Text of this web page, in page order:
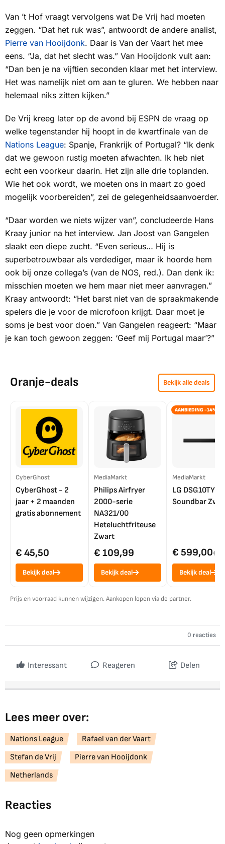
Van ’t Hof vraagt vervolgens wat De Vrij had moeten
zeggen. “Dat het ruk was”, antwoordt de andere analist,
Pierre van Hooijdonk. Daar is Van der Vaart het mee
eens. “Ja, dat het slecht was.” Van Hooijdonk vult aan:
“Dan ben je na vijftien seconden klaar met het interview.
Het was namelijk niet om aan te gluren. We hebben naar
helemaal niks zitten kijken.”
De Vrij kreeg later op de avond bij ESPN de vraag op
welke tegenstander hij hoopt in de kwartfinale van de
Nations League: Spanje, Frankrijk of Portugal? “Ik denk
dat we gewoon rustig moeten afwachten. Ik heb niet
echt een voorkeur daarin. Het zijn alle drie toplanden.
Wie het ook wordt, we moeten ons in maart zo goed
mogelijk voorbereiden”, zei de gelegenheidsaanvoerder.
“Daar worden we niets wijzer van”, concludeerde Hans
Kraay junior na het interview. Jan Joost van Gangelen
slaakt een diepe zucht. “Even serieus… Hij is
superbetrouwbaar als verdediger, maar ik hoorde hem
ook bij onze collega’s (van de NOS, red.). Dan denk ik:
misschien moeten we hem maar niet meer aanvragen.”
Kraay antwoordt: “Het barst niet van de spraakmakende
spelers die je voor de microfoon krijgt. Daar moet je
soms je best voor doen.” Van Gangelen reageert: “Maar
je kan toch gewoon zeggen: ‘Geef mij Portugal maar’?”
Oranje-deals Bekijk alle deals
CyberGhost
CyberGhost - 2
jaar + 2 maanden
gratis abonnement
€ 45,50
Bekijk deal
MediaMarkt
Philips Airfryer
2000-serie
NA321/00
Heteluchtfriteuse
Zwart
€ 109,99
Bekijk deal
AANBIEDING -14%
MediaMarkt
LG DSG10TY
Soundbar
€ 599,00€
Bekijk deal
Prijs en voorraad kunnen wijzigen. Aankopen lopen via de partner.
0 reacties
Interessant Reageren Delen
Lees meer over:
Nations League
Rafael van der Vaart
Stefan de Vrij
Pierre van Hooijdonk
Netherlands
Reacties
Nog geen opmerkingen